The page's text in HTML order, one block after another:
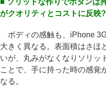
■ ソリッドな作りでボタンは
がクオリティとコストに反映?
ボディの感触も、iPhone
大きく異なる。表面積はさほ
いが、丸みがなくなりソリッ
ことで、手に持った時の感覚
なる。